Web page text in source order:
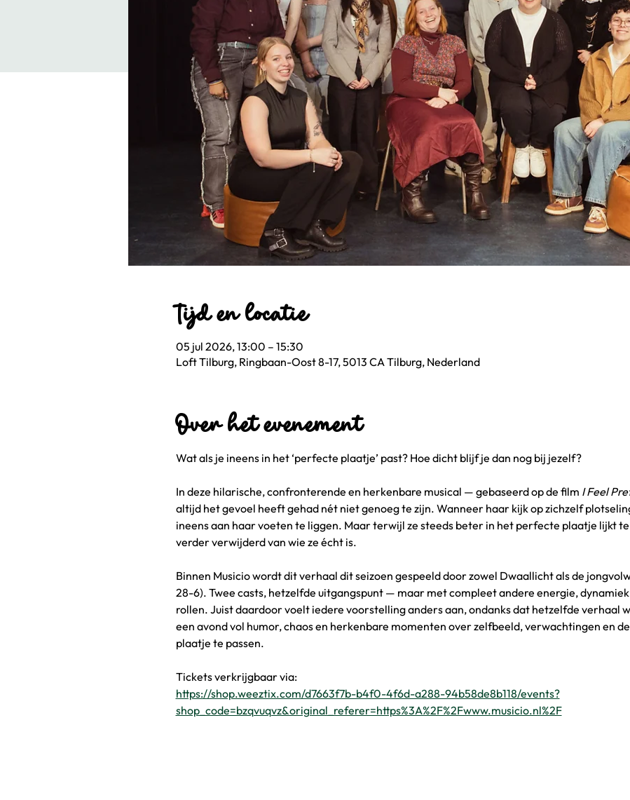
Tijd en locatie
05 jul 2026, 13:00 – 15:30
Loft Tilburg, Ringbaan-Oost 8-17, 5013 CA Tilburg, Nederland
Over het evenement
Wat als je ineens in het ‘perfecte plaatje’ past? Hoe dicht blijf je dan nog bij jezelf?
In deze hilarische, confronterende en herkenbare musical — gebaseerd op de film I Feel
altijd het gevoel heeft gehad nét niet genoeg te zijn. Wanneer haar kijk op zichzelf
ineens aan haar voeten te liggen. Maar terwijl ze steeds beter in het perfecte plaatje lijkt te
verder verwijderd van wie ze écht is.
Binnen Musicio wordt dit verhaal dit seizoen gespeeld door zowel Dwaallicht als de
28-6). Twee casts, hetzelfde uitgangspunt — maar met compleet andere energie,
rollen. Juist daardoor voelt iedere voorstelling anders aan, ondanks dat hetzelfde verhaal
een avond vol humor, chaos en herkenbare momenten over zelfbeeld, verwachtingen en
plaatje te passen.
Tickets verkrijgbaar via:
https://shop.weeztix.com/d7663f7b-b4f0-4f6d-a288-94b58de8b118/events?
shop_code=bzqvuqvz&original_referer=https%3A%2F%2Fwww.musicio.nl%2F